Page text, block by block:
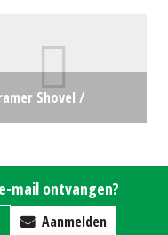
Shovel /
shovel KL35.8T (LH)
mail ontvangen?
Aanmelden